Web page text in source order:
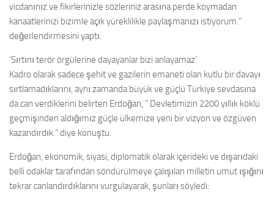
vicdanınız ve fikirlerinizle sözleriniz arasına perde koymadan
kanaatlerinizi bizimle açık yüreklilikle paylaşmanızı istiyorum.”
değerlendirmesini yaptı.
‘Sırtını terör örgülerine dayayanlar bizi anlayamaz’
Kadro olarak sadece şehit ve gazilerin emaneti olan kutlu bir davayı
sırtlamadıklarını, aynı zamanda büyük ve güçlü Türkiye sevdasına
da can verdiklerini belirten Erdoğan, ” Devletimizin 2200 yıllık köklü
geçmişinden aldığımız güçle ülkemize yeni bir vizyon ve özgüven
kazandırdık.” diye konuştu.
Erdoğan, ekonomik, siyasi, diplomatik olarak içerideki ve dışarıdaki
belli odaklar tarafından söndürülmeye çalışılan milletin umut ışığını
tekrar canlandırdıklarını vurgulayarak, şunları söyledi: